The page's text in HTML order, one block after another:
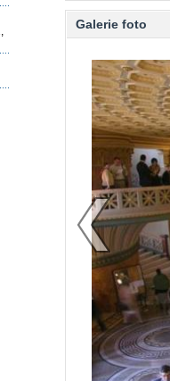
Galerie foto